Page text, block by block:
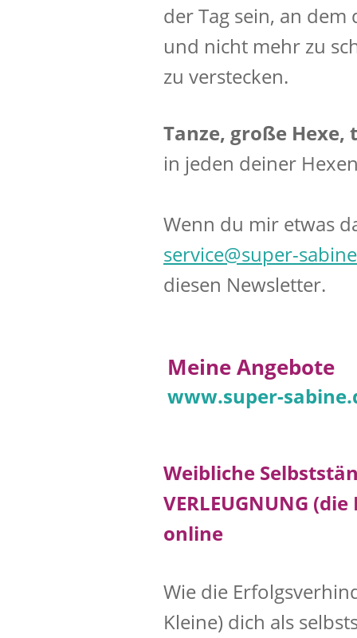
der Tag sein, an
und nicht mehr zu
zu verstecken.
Tanze, große Hexe,
in jeden deiner
Wenn du mir etwas
service@super-
diesen Newsletter.
Meine Angebote
www.super-
Weibliche
VERLEUGNUNG
online
Wie die
Kleine) dich als